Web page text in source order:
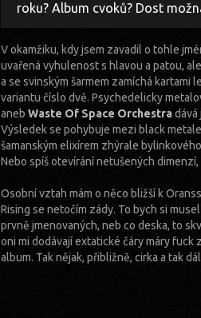
roku? Album cvoků? Dost
V okamžiku, kdy jsem zavadil o tohle
uvařená vyhulenost s hlavou a patou,
a se svinským šarmem zamíchá kartami
variantu číslo dvě. Psychedelicky
aneb Waste Of Space Orchestra dává
Výsledek se pohybuje mezi black
šamanským elixírem zhýrale
Nebo spíš otevírání netušených
Osobní vztah mám o něco bližší k
Rising se netočím zády. To bych si
prvně jmenovaných, neb co deska, to
oni mi dodávají extatické čáry máry fuck
album. Tak nějak, přibližně, cirka a tak